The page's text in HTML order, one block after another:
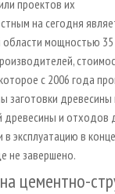
проектов их
на сегодня
мощностью 35
с 2006 года
заготовки
древесины и
эксплуатацию в
не завершено.
цементно-